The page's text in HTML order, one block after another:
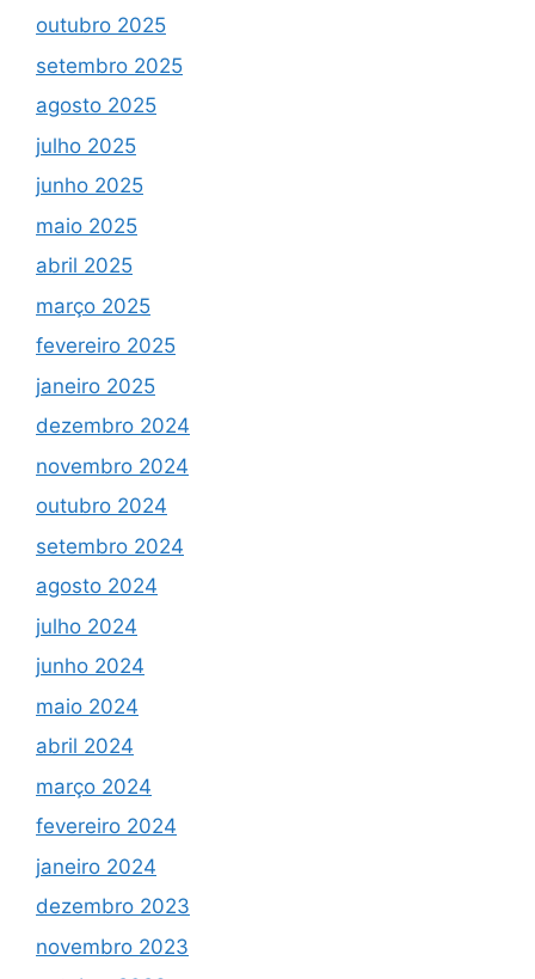
outubro 2025
setembro 2025
agosto 2025
julho 2025
junho 2025
maio 2025
abril 2025
março 2025
fevereiro 2025
janeiro 2025
dezembro 2024
novembro 2024
outubro 2024
setembro 2024
agosto 2024
julho 2024
junho 2024
maio 2024
abril 2024
março 2024
fevereiro 2024
janeiro 2024
dezembro 2023
novembro 2023